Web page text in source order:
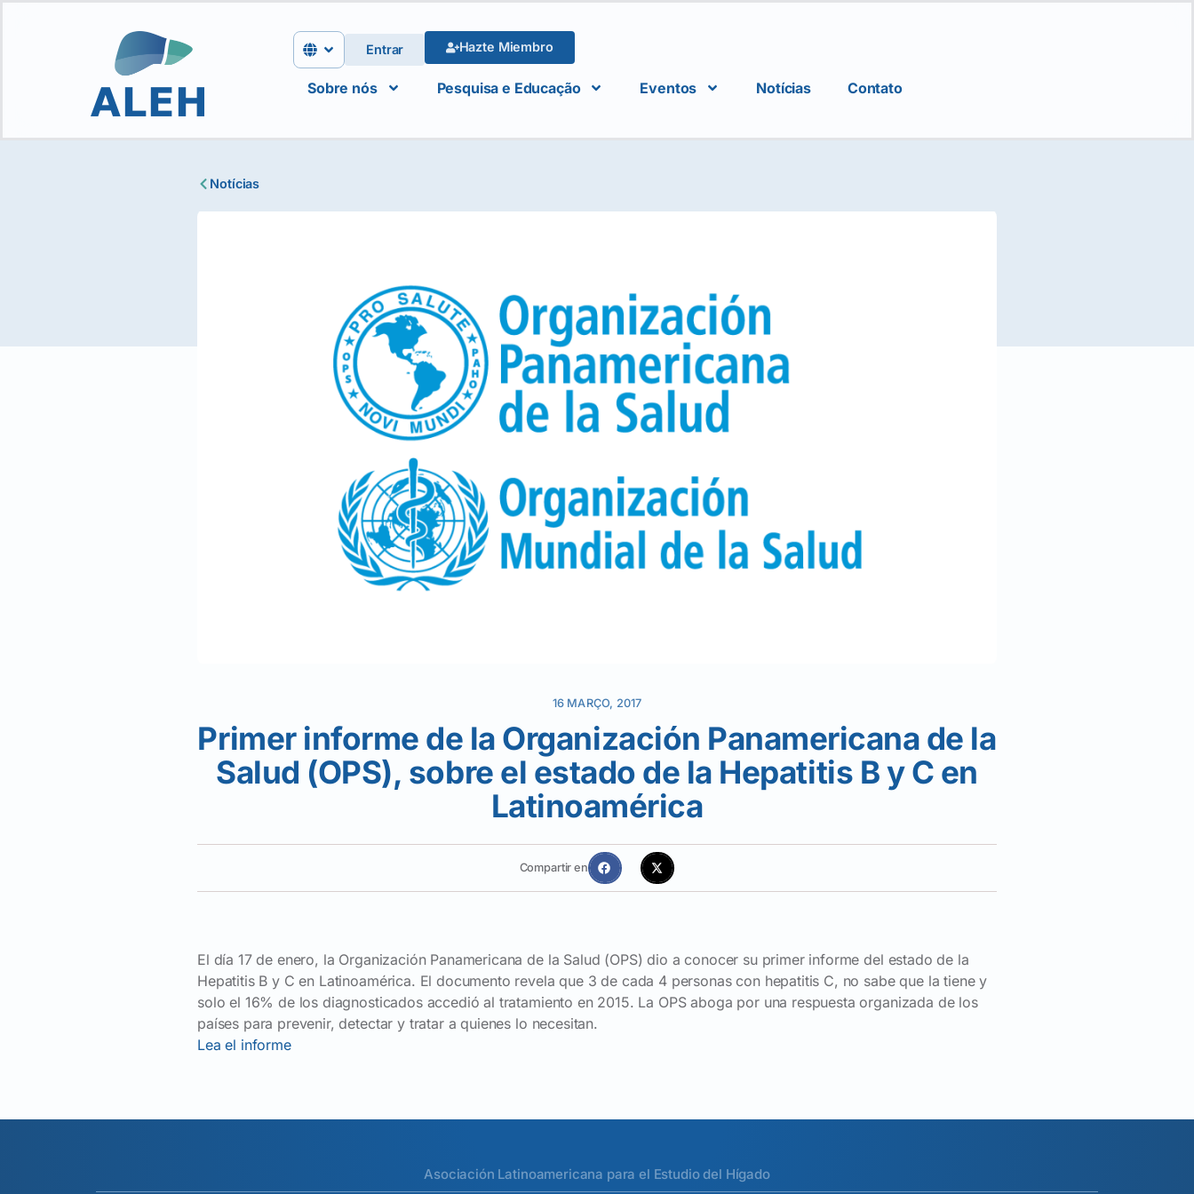
Entrar Hazte Miembro
Sobre nós Pesquisa e Educação Eventos Notícias Contato
Notícias
16 MARÇO, 2017
Primer informe de la Organización Panamericana de la
Salud (OPS), sobre el estado de la Hepatitis B y C en
Latinoamérica
Compartir en
El día 17 de enero, la Organización Panamericana de la Salud (OPS) dio a conocer su primer informe del estado de la
Hepatitis B y C en Latinoamérica. El documento revela que 3 de cada 4 personas con hepatitis C, no sabe que la tiene y
solo el 16% de los diagnosticados accedió al tratamiento en 2015. La OPS aboga por una respuesta organizada de los
países para prevenir, detectar y tratar a quienes lo necesitan.
Lea el informe
Asociación Latinoamericana para el Estudio del Hígado